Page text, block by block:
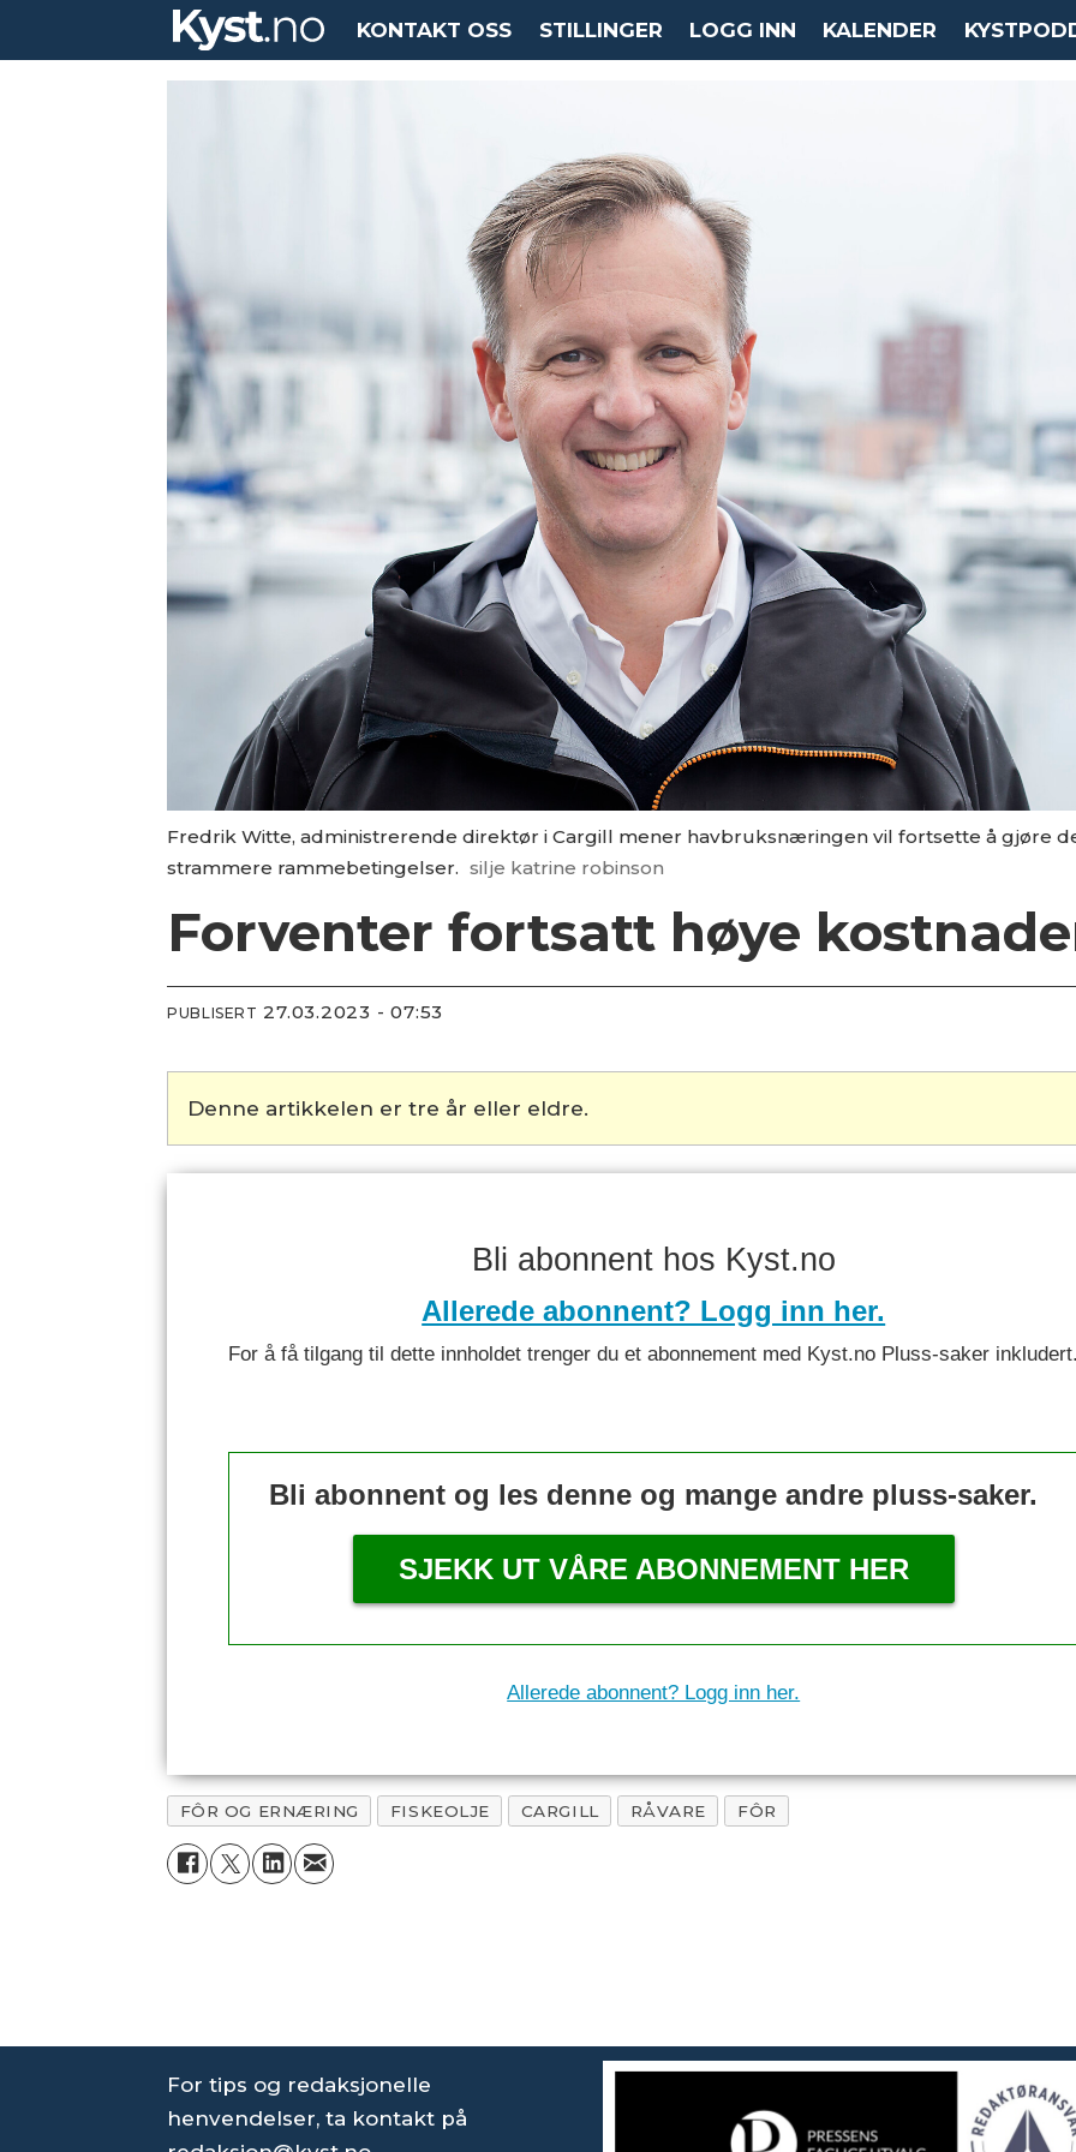
KONTAKT OSS STILLINGER LOGG INN KALENDER
Fredrik Witte, administrerende direktør i Cargill mener havbruksnæringen vil fortsette å gjøre
strammere rammebetingelser. silje katrine robinson
Forventer fortsatt høye
PUBLISERT 27.03.2023 - 07:53
Denne artikkelen er tre år eller eldre.
Bli abonnent hos Kyst.no
Allerede abonnent? Logg inn her.
For å få tilgang til dette innholdet trenger du et abonnement med Kyst.no Pluss-saker
Bli abonnent og les denne og mange andre pluss-saker.
SJEKK UT VÅRE ABONNEMENT HER
Allerede abonnent? Logg inn her.
FÔR OG ERNÆRING FISKEOLJE CARGILL RÅVARE FÔR
For tips og redaksjonelle
henvendelser, ta kontakt på